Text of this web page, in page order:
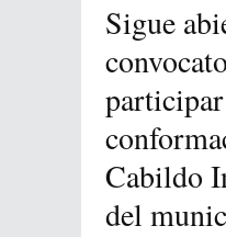
Sigue
Cabildo
del